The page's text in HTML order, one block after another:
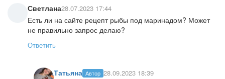
Светлана28.07.2023 17:44
Есть ли на сайте рецепт рыбы под маринадом? Может
не правильно запрос делаю?
Ответить
Татьяна Автор 28.09.2023 18:39